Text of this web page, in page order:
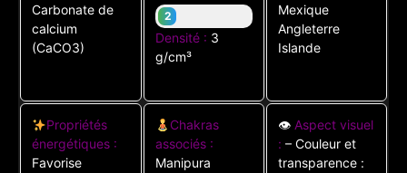
Carbonate de
calcium
(CaCO3)
2
Densité : 3
g/cm³
Mexique
Angleterre
Islande
Propriétés
énergétiques :
Favorise
Chakras
associés :
Manipura
👁 Aspect visuel
: – Couleur et
transparence :